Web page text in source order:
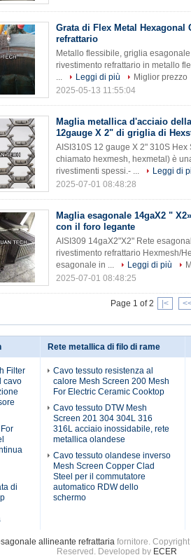
Grata di Flex Metal
refrattario
Metallo flessibile, griglia
rivestimento refrattario in metallo
...
Leggi di più
Miglior prezzo
2025-05-13 11:55:04
Maglia metallica d'acciaio
12gauge X 2" di griglia di
AISI310S 12 gauge X 2" 310S
chiamato hexmesh, hexmetal) è
rivestimenti spessi.- ...
Leggi di
2025-07-01 08:48:28
Maglia esagonale 14gaX2 "
con il foro legante
AISI309 14gaX2"X2" Rete
rivestimento refrattario Hexmesh/
esagonale in ...
Leggi di più
2025-07-01 08:48:25
Page 1 of 2 |<
Filter
cavo
di
Rete metallica di filo di rame
Cavo tessuto resistenza al
calore Mesh Screen 200 Mesh
For Electric Ceramic Cooktop
Cavo tessuto DTW Mesh
Screen 201 304 304L 316
316L acciaio inossidabile, rete
metallica olandese
Cavo tessuto olandese inverso
Mesh Screen Copper Clad
Steel per il commutatore
automatico RDW dello
schermo
allineante refrattaria fornitore.
Reserved. Developed by ECER